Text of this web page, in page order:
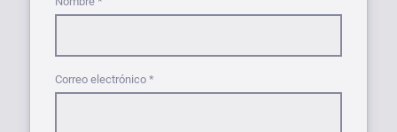
Correo electrónico *